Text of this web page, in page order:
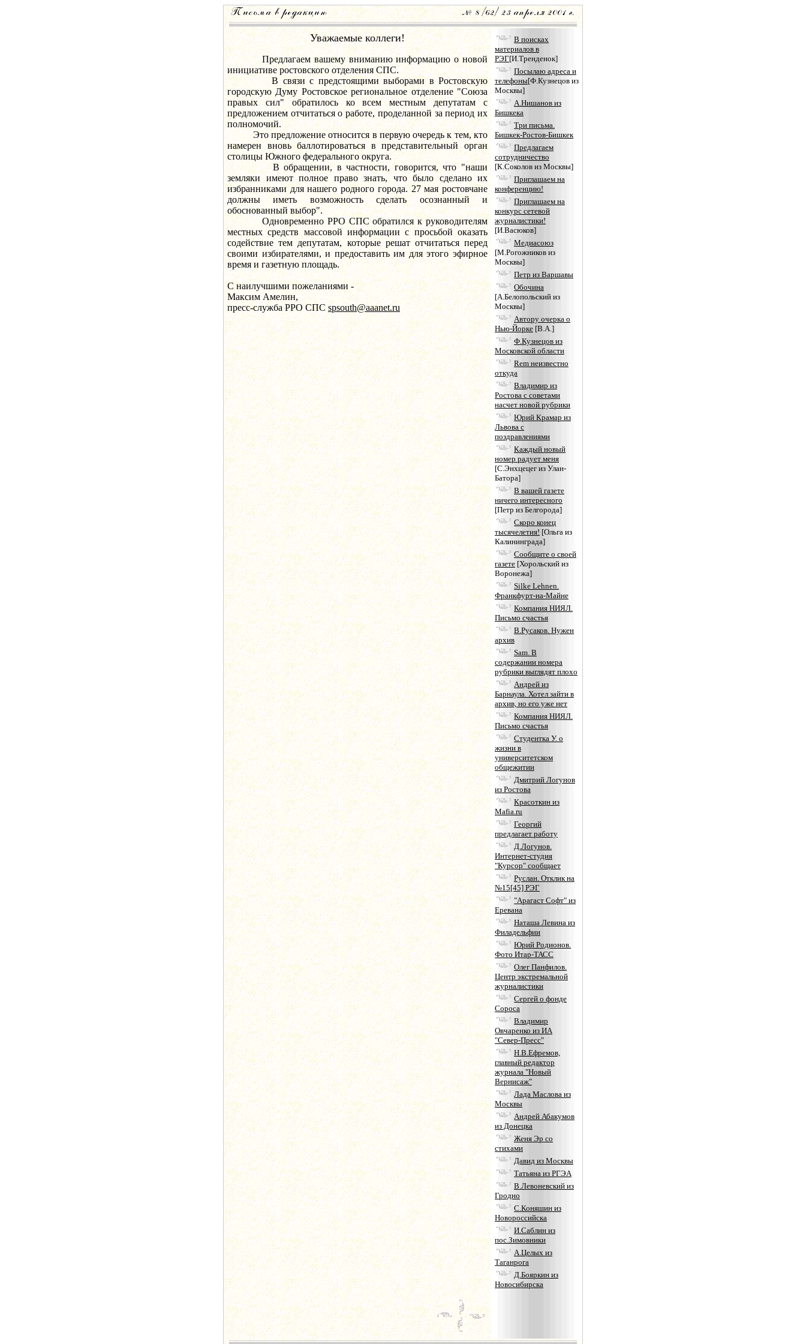
Уважаемые коллеги!
Предлагаем вашему вниманию информацию о новой
инициативе ростовского отделения СПС.
В связи с предстоящими выборами в Ростовскую
городскую Думу Ростовское региональное отделение "Союза
правых сил" обратилось ко всем местным депутатам с
предложением отчитаться о работе, проделанной за период их
полномочий.
Это предложение относится в первую очередь к тем, кто
намерен вновь баллотироваться в представительный орган
столицы Южного федерального округа.
В обращении, в частности, говорится, что "наши
земляки имеют полное право знать, что было сделано их
избранниками для нашего родного города. 27 мая ростовчане
должны иметь возможность сделать осознанный и
обоснованный выбор".
Одновременно РРО СПС обратился к руководителям
местных средств массовой информации с просьбой оказать
содействие тем депутатам, которые решат отчитаться перед
своими избирателями, и предоставить им для этого эфирное
время и газетную площадь.
С наилучшими пожеланиями -
Максим Амелин,
пресс-служба РРО СПС spsouth@aaanet.ru
В поисках
материалов в
РЭГ[И.Тренденок]
Посылаю адреса и
телефоны[Ф.Кузнецов из
Москвы]
А.Нишанов из
Бишкека
Три письма.
Бишкек-Ростов-Бишкек
Предлагаем
сотрудничество
[К.Соколов из Москвы]
Приглашаем на
конференцию!
Приглашаем на
конкурс сетевой
журналистики!
[И.Васюков]
Медиасоюз
[М.Рогожников из
Москвы]
Петр из Варшавы
Обочина
[А.Белопольский из
Москвы]
Автору очерка о
Нью-Йорке [В.А.]
Ф.Кузнецов из
Московской области
Rem неизвестно
откуда
Владимир из
Ростова с советами
насчет новой рубрики
Юрий Крамар из
Львова с
поздравлениями
Каждый новый
номер радует меня
[С.Энхцецег из Улан-
Батора]
В вашей газете
ничего интересного
[Петр из Белгорода]
Скоро конец
тысячелетия! [Ольга из
Калининграда]
Сообщите о своей
газете [Хорольский из
Воронежа]
Silke Lehnen.
Франкфурт-на-Майне
Компания НИЯЛ.
Письмо счастья
В.Русаков. Нужен
архив
Sam. В
содержании номера
рубрики выглядят плохо
Андрей из
Барнаула. Хотел зайти в
архив, но его уже нет
Компания НИЯЛ.
Письмо счастья
Студентка У. о
жизни в
университетском
общежитии
Дмитрий Логунов
из Ростова
Красоткин из
Mafia.ru
Георгий
предлагает работу
Д.Логунов.
Интернет-студия
"Курсор" сообщает
Руслан. Отклик на
№15[45] РЭГ
"Арагаст Софт" из
Еревана
Наташа Левина из
Филадельфии
Юрий Родионов.
Фото Итар-ТАСС
Олег Панфилов.
Центр экстремальной
журналистики
Сергей о фонде
Сороса
Владимир
Овчаренко из ИА
"Север-Пресс"
Н.В.Ефремов,
главный редактор
журнала "Новый
Вернисаж"
Лада Маслова из
Москвы
Андрей Абакумов
из Донецка
Женя Эр со
стихами
Давид из Москвы
Татьяна из РГЭА
В.Левоневский из
Гродно
С.Коняшин из
Новороссийска
И.Саблин из
пос.Зимовники
А.Целых из
Таганрога
Д.Бояркин из
Новосибирска